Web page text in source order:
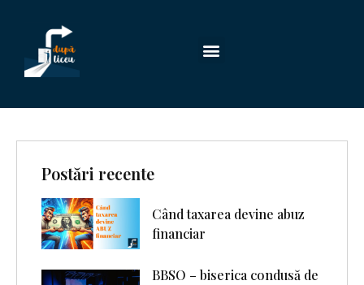
Postări recente
Când taxarea devine abuz
financiar
BBSO – biserica condusă de